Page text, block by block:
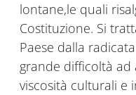
lontane,le quali
Costituzione. Si
Paese dalla
grande difficoltà ad
viscosità culturali e